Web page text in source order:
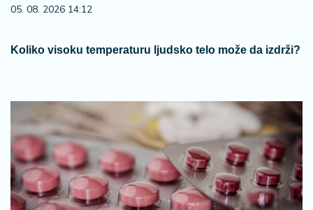
05. 08. 2026 14:12
Koliko visoku temperaturu ljudsko telo može da izdrži?